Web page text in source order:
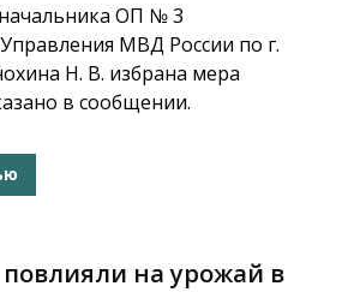
ОП № 3
МВД России по г.
Н. В. избрана мера
в сообщении.
на урожай в